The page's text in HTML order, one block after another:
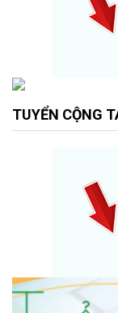
TUYỂN CỘNG